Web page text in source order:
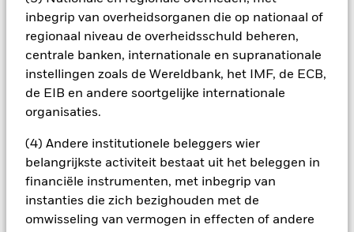
inbegrip van overheidsorganen die op nationaal of
regionaal niveau de overheidsschuld beheren,
centrale banken, internationale en supranationale
instellingen zoals de Wereldbank, het IMF, de ECB,
de EIB en andere soortgelijke internationale
organisaties.
(4) Andere institutionele beleggers wier
belangrijkste activiteit bestaat uit het beleggen in
financiële instrumenten, met inbegrip van
instanties die zich bezighouden met de
omwisseling van vermogen in effecten of andere
om ze te verkopen in moeilijke markten.
Alle aandelenklassen met valutahedging van dit fonds
gebruiken derivaten om valutarisico's af te dekken. Het
gebruik van derivaten voor een aandelenklasse kan een
potentieel besmettingsrisico (ook bekend als spill-over) voor
andere aandelenklassen in het fonds betekenen. De
beheermaatschappij van het fonds waarborgt dat er
besmettingsrisico voor andere aandelenklassen te
minimaliseren. Via het uitklapvakje direct onder de naam van
het fonds, kunt u een lijst van alle aandelenklassen in het
aangegeven door het woord 'Hedged' in de naam van de
aandelenklasse. Daarnaast is een volledige lijst van alle